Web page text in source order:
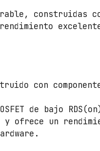
construidas
con
de bajo
y ofrece un